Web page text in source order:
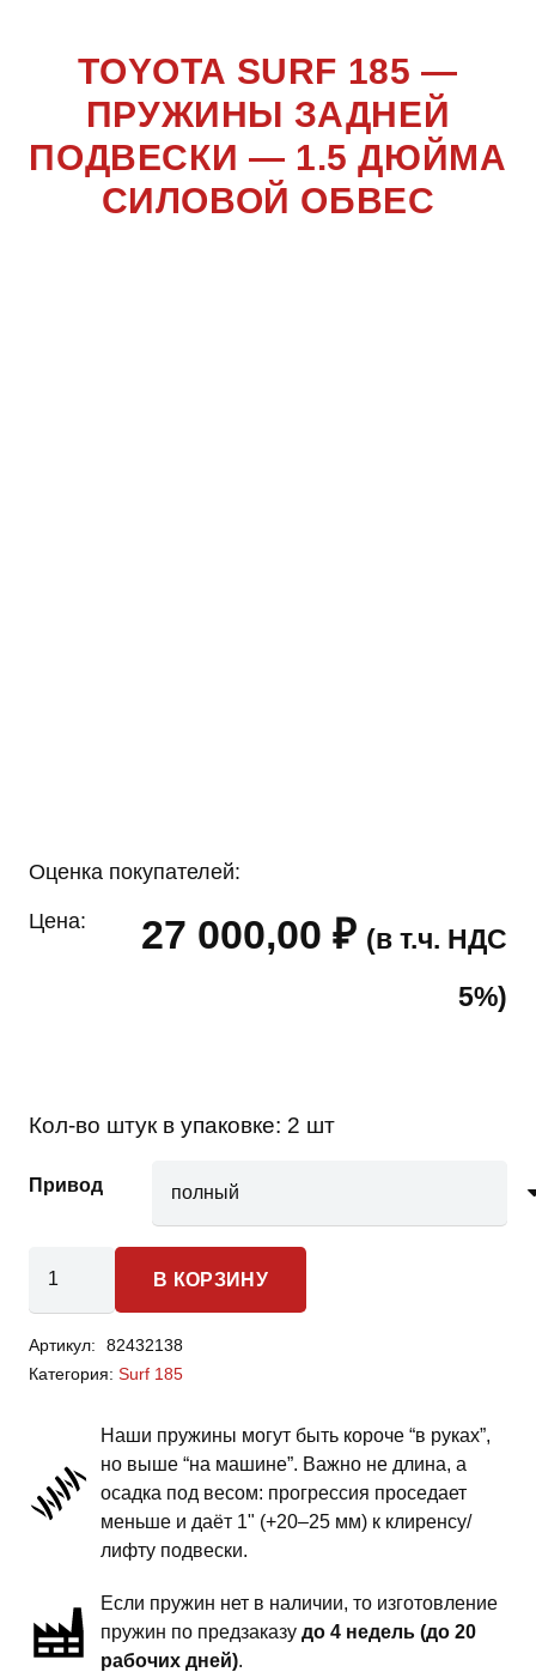
TOYOTA SURF 185 —
ПРУЖИНЫ ЗАДНЕЙ
ПОДВЕСКИ — 1.5 ДЮЙМА
СИЛОВОЙ ОБВЕС
Оценка покупателей:
Цена: 27 000,00 ₽ (в т.ч. НДС
5%)
Кол-во штук в упаковке: 2 шт
Привод
товара
Surf
185
пружины
задней
подвески
дюйма
силовой
В КОРЗИНУ
Артикул:
82432138
Категория: Surf 185
Наши пружины могут быть короче “в руках”,
но выше “на машине”. Важно не длина, а
осадка под весом: прогрессия проседает
меньше и даёт 1" (+20–25 мм) к клиренсу/
лифту подвески.
Если пружин нет в наличии, то изготовление
пружин по предзаказу до 4 недель (до 20
рабочих дней).